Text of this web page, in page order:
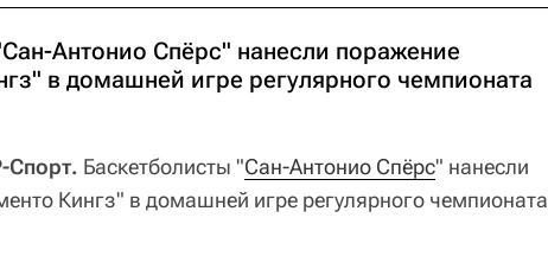
Антонио Спёрс" нанесли поражение
в домашней игре регулярного чемпионата
Спорт. Баскетболисты "Сан-Антонио Спёрс" нанесли
Кингз" в домашней игре регулярного чемпионата